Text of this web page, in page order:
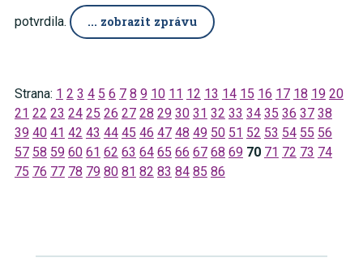
potvrdila.
... zobrazit zprávu
Strana: 1 2 3 4 5 6 7 8 9 10 11 12 13 14 15 16 17 18 19 20
21 22 23 24 25 26 27 28 29 30 31 32 33 34 35 36 37 38
39 40 41 42 43 44 45 46 47 48 49 50 51 52 53 54 55 56
57 58 59 60 61 62 63 64 65 66 67 68 69 70 71 72 73 74
75 76 77 78 79 80 81 82 83 84 85 86